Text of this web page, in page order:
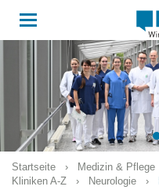
Toggle
navigation
Startseite › Medizin & Pflege
Kliniken A-Z
› Neurologie ›